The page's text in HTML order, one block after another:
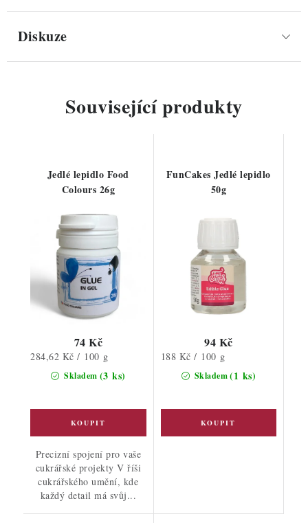
Diskuze
Související produkty
Jedlé lepidlo Food
Colours 26g
Skladem (3 ks)
74 Kč
Měrná
284,62 Kč / 100 g
Precizní spojení pro vaše
cukrářské projekty V říši
cukrářského umění, kde
každý detail má svůj...
FunCakes Jedlé lepidlo
50g
Skladem(1 ks)
94 Kč
Měrná
188 Kč / 100 g